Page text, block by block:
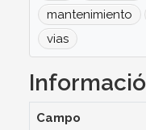
mantenimiento
vias
Campo